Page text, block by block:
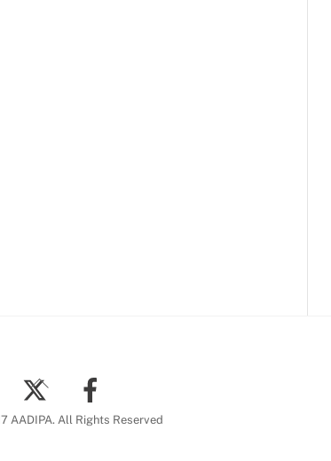
To
Top
AADIPA. All Rights Reserved